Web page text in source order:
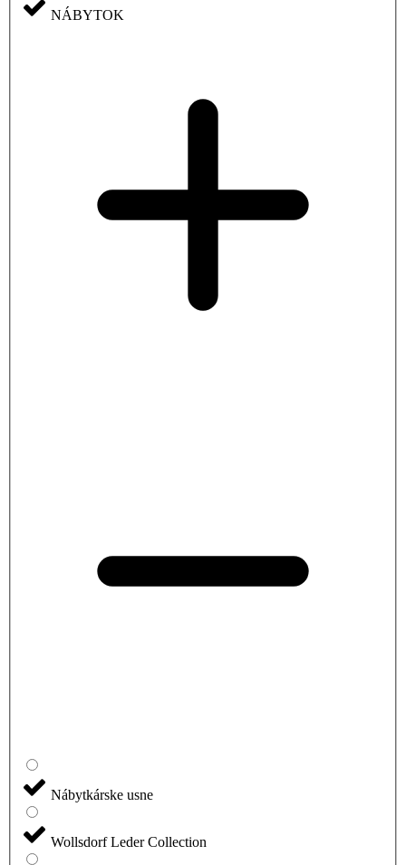
NÁBYTOK
Nábytkárske usne
Wollsdorf Leder Collection